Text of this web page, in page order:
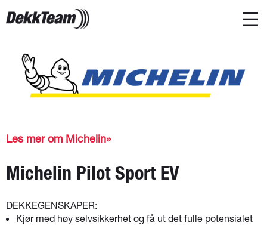
Les mer om Michelin
Michelin Pilot Sport EV
DEKKEGENSKAPER:
Kjør med høy selvsikkerhet og få ut det fulle potensialet